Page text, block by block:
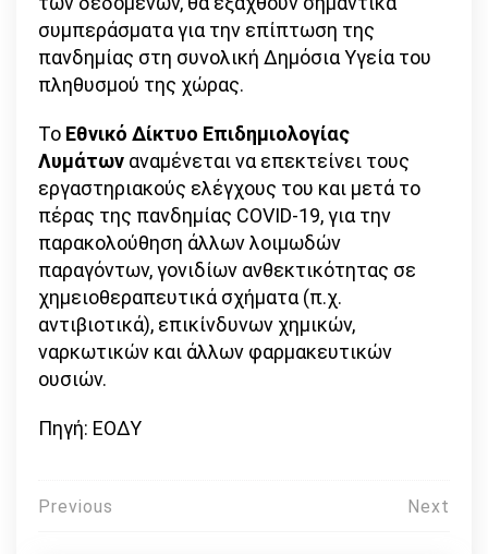
συμπεράσματα για την επίπτωση της
πανδημίας στη συνολική Δημόσια Υγεία του
πληθυσμού της χώρας.
Το Εθνικό Δίκτυο Επιδημιολογίας
Λυμάτων αναμένεται να επεκτείνει τους
εργαστηριακούς ελέγχους του και μετά το
πέρας της πανδημίας COVID-19, για την
παρακολούθηση άλλων λοιμωδών
παραγόντων, γονιδίων ανθεκτικότητας σε
χημειοθεραπευτικά σχήματα (π.χ.
αντιβιοτικά), επικίνδυνων χημικών,
ναρκωτικών και άλλων φαρμακευτικών
ουσιών.
Πηγή: ΕΟΔΥ
Πλοήγηση
Previous Next